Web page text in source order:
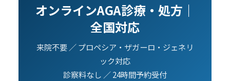
オンラインAGA診療・処方｜
全国対応
来院不要 ／ プロペシア・ザガーロ・ジェネリ
ック対応
診察料なし ／ 24時間予約受付